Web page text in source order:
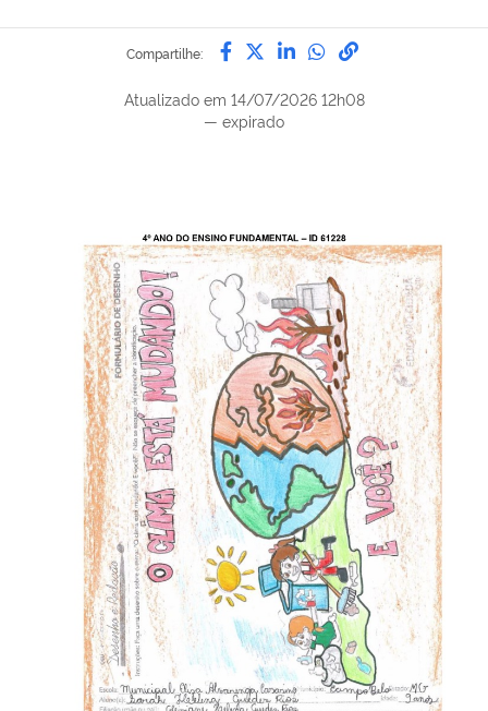
Compartilhe: Compartilhe por Facebook
Compartilhe por Twitter
Compartilhe por
Compartilhe
link para
Atualizado em 14/07/2026 12h08
— expirado